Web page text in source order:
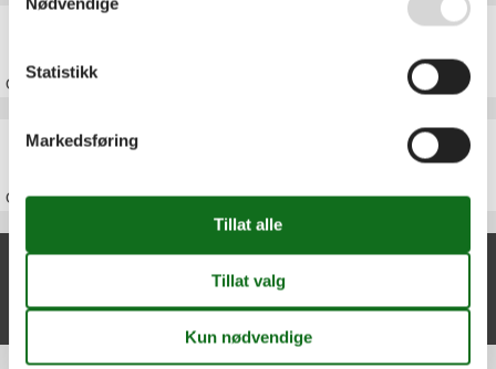
OmVesterhavet
Feriehus Danmark
OmDanmark
Nylige artikler om Skalstrup
Feriehus Skalstrup
Statistikk
Markedsføring